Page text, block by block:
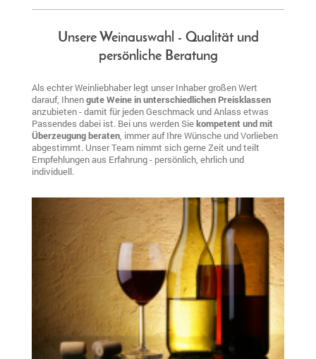
Unsere Weinauswahl - Qualität und
persönliche Beratung
Als echter Weinliebhaber legt unser Inhaber großen Wert
darauf, Ihnengute Weine in unterschiedlichen Preisklassen
anzubieten - damit für jeden Geschmack und Anlass etwas
Passendes dabei ist. Bei uns werden Siekompetent und mit
Überzeugung beraten , immer auf Ihre Wünsche und Vorlieben
abgestimmt. Unser Team nimmt sich gerne Zeit und teilt
Empfehlungen aus Erfahrung - persönlich, ehrlich und
individuell.